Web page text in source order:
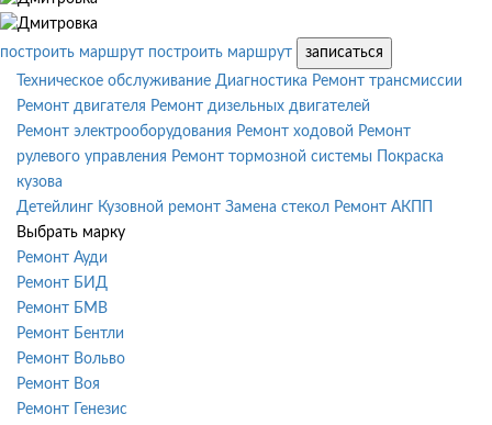
построить маршрут построить маршрут
записаться
Техническое обслуживание Диагностика Ремонт трансмиссии
Ремонт двигателя Ремонт дизельных двигателей
Ремонт электрооборудования Ремонт ходовой Ремонт
рулевого управления Ремонт тормозной системы
Покраска
кузова
Детейлинг Кузовной ремонт Замена стекол Ремонт АКПП
Выбрать марку
Ремонт Ауди
Ремонт БИД
Ремонт БМВ
Ремонт Бентли
Ремонт Вольво
Ремонт Воя
Ремонт Генезис